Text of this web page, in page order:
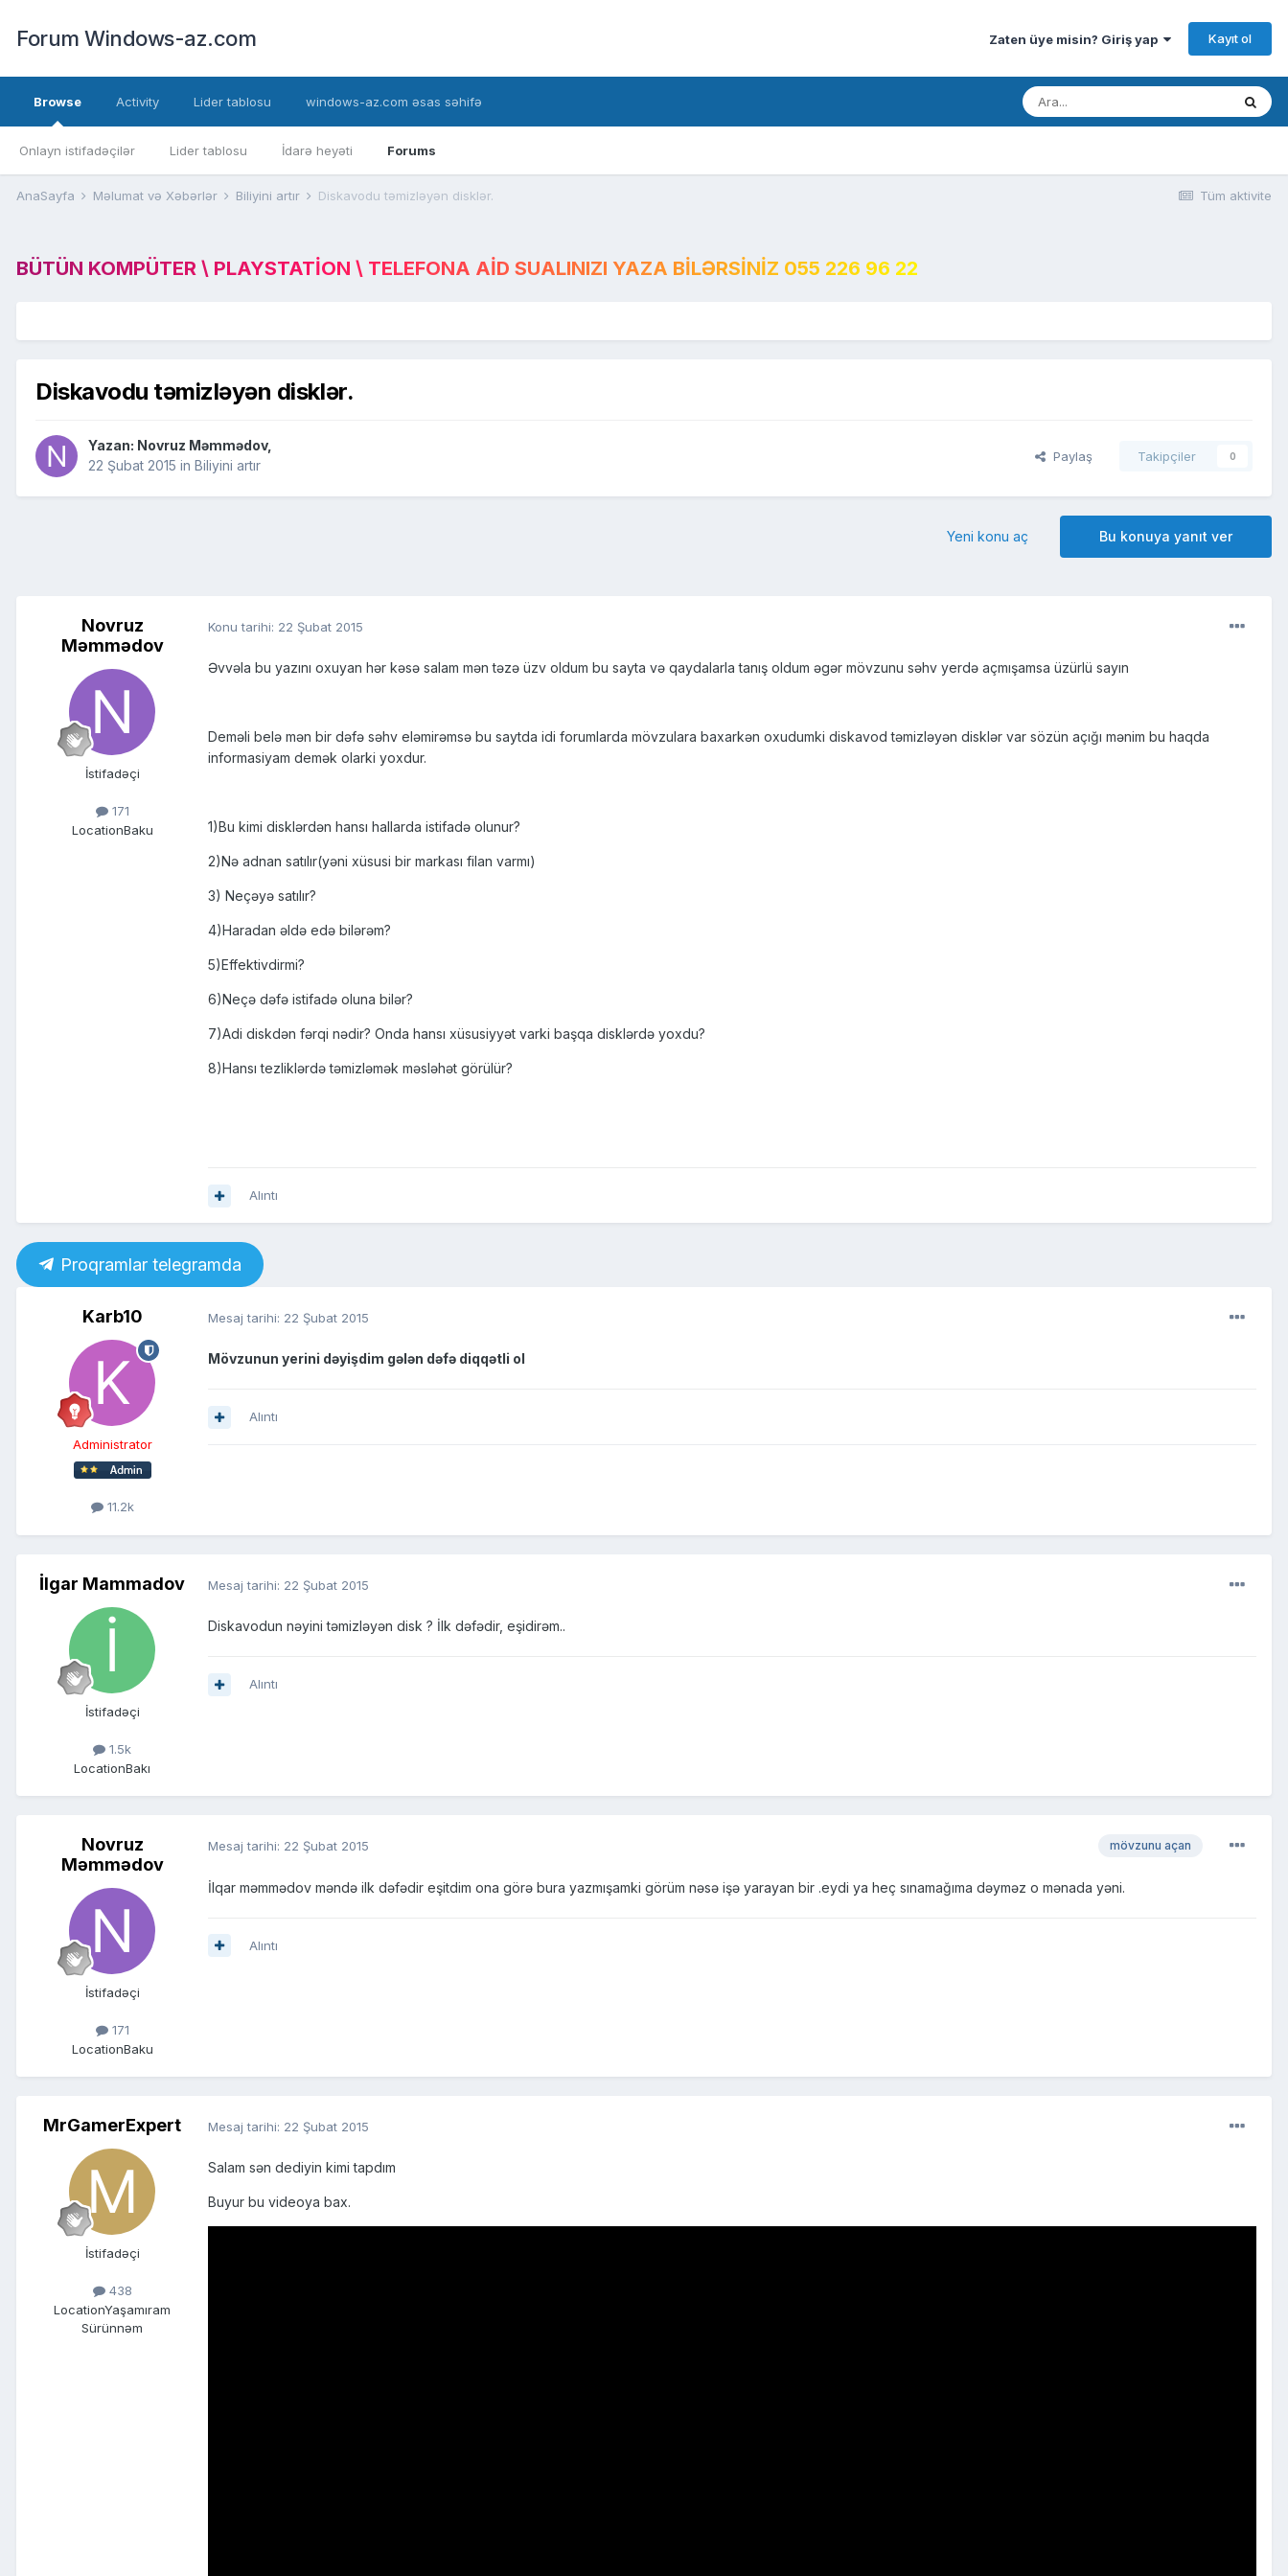
Forum Windows-az.com Zaten üye misin? Giriş yap Kayıt ol
Browse
Onlayn istifadəçilər Lider tablosu İdarə heyəti Forums
Activity Lider tablosu windows-az.com əsas səhifə
Tüm aktivite
AnaSayfa Məlumat və Xəbərlər Biliyini artır Diskavodu təmizləyən disklər.
BÜTÜN KOMPÜTER \ PLAYSTATION \ TELEFONA AID SUALINIZI YAZA BILƏRSINIZ 055 226 96 22
Diskavodu təmizləyən disklər.
Yazan: Novruz Məmmədov,
22 Şubat 2015 in Biliyini artır
Paylaş Takipçiler 0
Bu konuya yanıt ver
Yeni konu aç
Novruz
Məmmədov
İstifadəçi
171
LocationBaku
Konu tarihi: 22 Şubat 2015
Əvvəla bu yazını oxuyan hər kəsə salam mən təzə üzv oldum bu sayta və qaydalarla tanış oldum əgər mövzunu səhv yerdə açmışamsa üzürlü sayın
Deməli belə mən bir dəfə səhv eləmirəmsə bu saytda idi forumlarda mövzulara baxarkən oxudumki diskavod təmizləyən disklər var sözün açığı mənim bu haqda
informasiyam demək olarki yoxdur.
1)Bu kimi disklərdən hansı hallarda istifadə olunur?
2)Nə adnan satılır(yəni xüsusi bir markası filan varmı)
3) Neçəyə satılır?
4)Haradan əldə edə bilərəm?
5)Effektivdirmi?
6)Neçə dəfə istifadə oluna bilər?
7)Adi diskdən fərqi nədir? Onda hansı xüsusiyyət varki başqa disklərdə yoxdu?
8)Hansı tezliklərdə təmizləmək məsləhət görülür?
Alıntı
Proqramlar telegramda
Karb10
Administrator
11.2k
Mesaj tarihi: 22 Şubat 2015
Mövzunun yerini dəyişdim gələn dəfə diqqətli ol
Alıntı
İlgar Mammadov
İstifadəçi
1.5k
LocationBakı
Mesaj tarihi: 22 Şubat 2015
Diskavodun nəyini təmizləyən disk ? İlk dəfədir, eşidirəm..
Alıntı
Novruz
Məmmədov
İstifadəçi
171
LocationBaku
mövzunu açan
Mesaj tarihi: 22 Şubat 2015
İlqar məmmədov məndə ilk dəfədir eşitdim ona görə bura yazmışamki görüm nəsə işə yarayan bir .eydi ya heç sınamağıma dəyməz o mənada yəni.
Alıntı
MrGamerExpert
İstifadəçi
438
LocationYaşamıram
Sürünnəm
Mesaj tarihi: 22 Şubat 2015
Salam sən dediyin kimi tapdım
Buyur bu videoya bax.